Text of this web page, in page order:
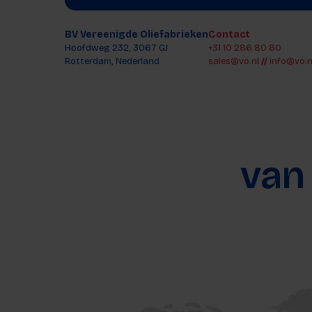
BV Vereenigde Oliefabrieken
Hoofdweg 232, 3067 GJ
Rotterdam, Nederland
Contact
+31 10 286 80 80
sales@vo.nl //